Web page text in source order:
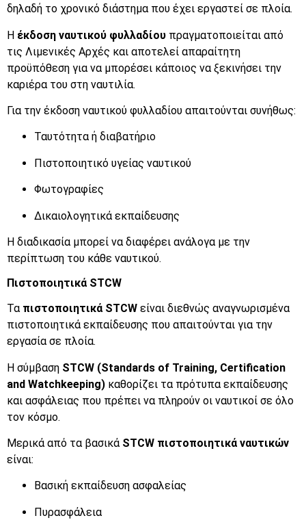
δηλαδή το χρονικό διάστημα που έχει εργαστεί σε πλοία.
Η έκδοση ναυτικού φυλλαδίου πραγματοποιείται από
τις Λιμενικές Αρχές και αποτελεί απαραίτητη
προϋπόθεση για να μπορέσει κάποιος να ξεκινήσει την
καριέρα του στη ναυτιλία.
Για την έκδοση ναυτικού φυλλαδίου απαιτούνται συνήθως:
Ταυτότητα ή διαβατήριο
Πιστοποιητικό υγείας ναυτικού
Φωτογραφίες
Δικαιολογητικά εκπαίδευσης
Η διαδικασία μπορεί να διαφέρει ανάλογα με την
περίπτωση του κάθε ναυτικού.
Πιστοποιητικά STCW
Τα πιστοποιητικά STCW είναι διεθνώς αναγνωρισμένα
πιστοποιητικά εκπαίδευσης που απαιτούνται για την
εργασία σε πλοία.
Η σύμβαση STCW (Standards of Training, Certification
and Watchkeeping) καθορίζει τα πρότυπα εκπαίδευσης
και ασφάλειας που πρέπει να πληρούν οι ναυτικοί σε όλο
τον κόσμο.
Μερικά από τα βασικά STCW πιστοποιητικά ναυτικών
είναι:
Βασική εκπαίδευση ασφαλείας
Πυρασφάλεια